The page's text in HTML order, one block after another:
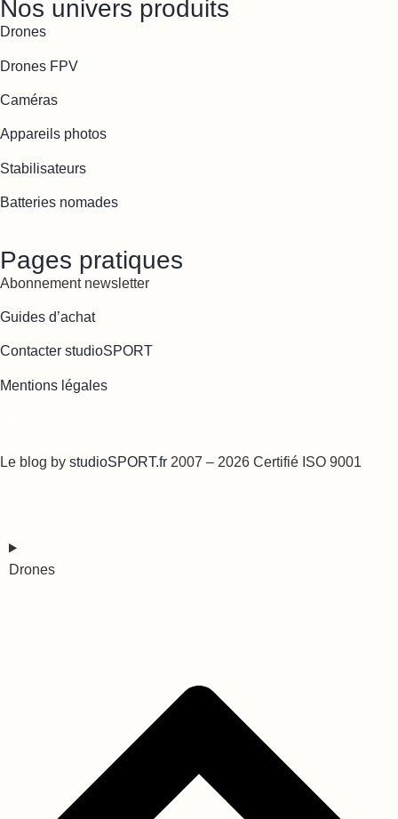
Nos univers produits
Drones
Drones FPV
Caméras
Appareils photos
Stabilisateurs
Batteries nomades
Pages pratiques
Abonnement newsletter
Guides d’achat
Contacter studioSPORT
Mentions légales
Le blog by studioSPORT.fr 2007 – 2026 Certifié ISO 9001
Drones